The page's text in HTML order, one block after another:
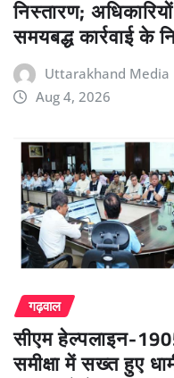
निस्तारण;
समयबद्ध कार्रवाई के
Uttarakhand Media
Aug 4, 2026
गढ़वाल
सीएम हेल्पलाइन-
समीक्षा में सख्त हुए